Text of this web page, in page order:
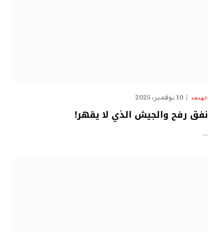
الهدهد 10 نوفمبر، 2025
نفق رفح والجيش الذي لا يقهر!
…